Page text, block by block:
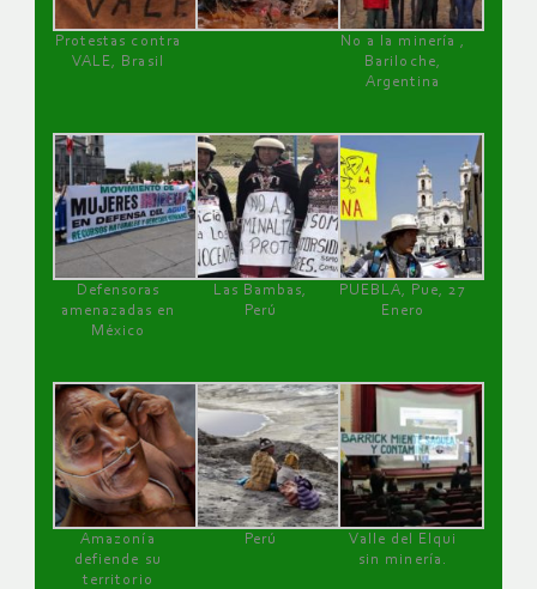
Protestas contra
VALE, Brasil
No a la minería ,
Bariloche,
Argentina
Defensoras
amenazadas en
México
Las Bambas,
Perú
PUEBLA, Pue, 27
Enero
Amazonía
defiende su
territorio
Perú
Valle del Elqui
sin minería.